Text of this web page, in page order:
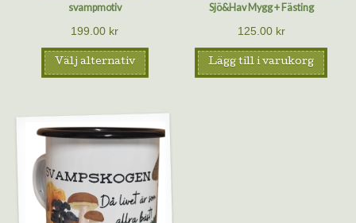
svampmotiv
199.00 kr
Välj alternativ
Sjö&Hav Mygg + Fästing
125.00 kr
Lägg till i varukorg